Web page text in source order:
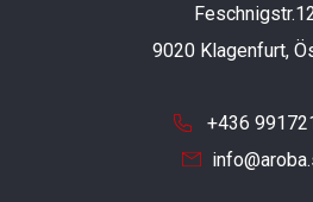
9020 Klagenfurt,
+436